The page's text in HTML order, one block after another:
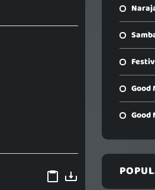
Good
Good